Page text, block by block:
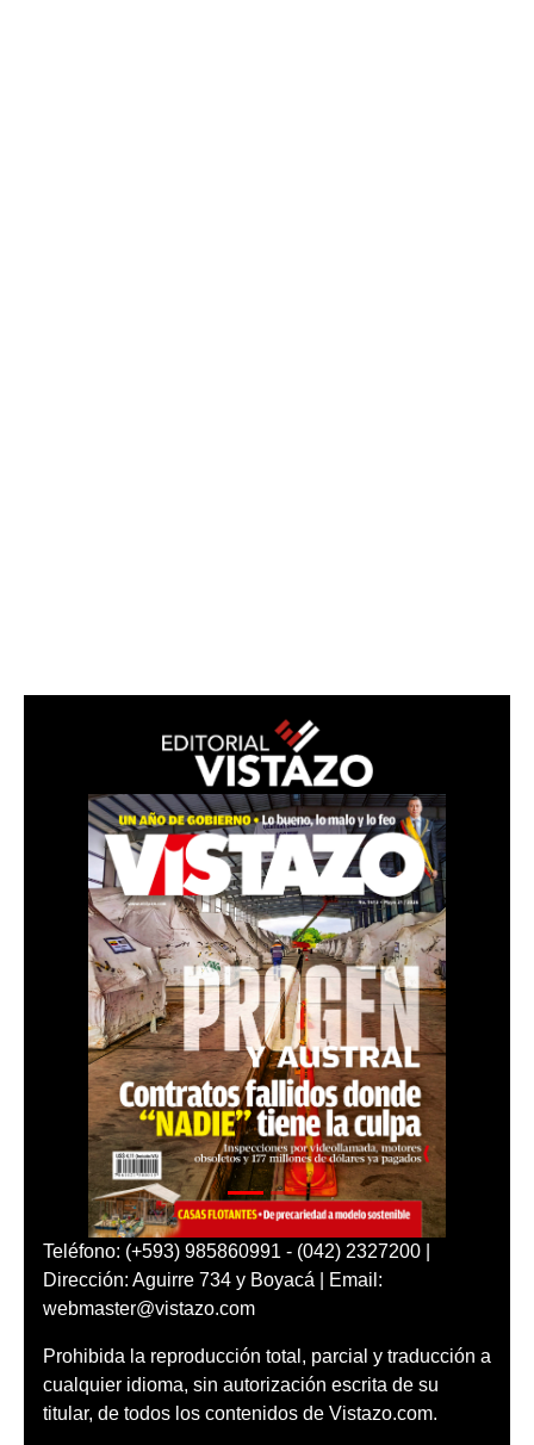
Teléfono: (+593) 985860991 - (042) 2327200 |
Dirección: Aguirre 734 y Boyacá | Email:
webmaster@vistazo.com
Prohibida la reproducción total, parcial y traducción a
cualquier idioma, sin autorización escrita de su
titular, de todos los contenidos de Vistazo.com.